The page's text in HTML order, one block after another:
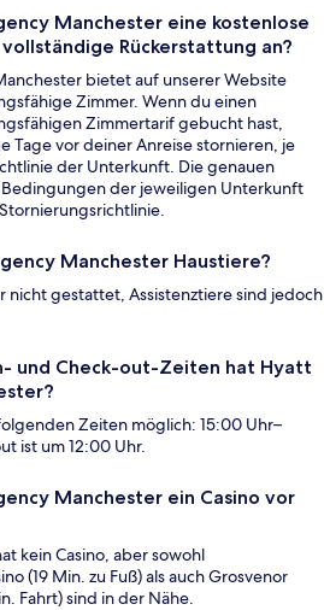
Manchester eine kostenlose
Rückerstattung an?
bietet auf unserer Website
Zimmer. Wenn du einen
Zimmertarif gebucht hast,
Tage vor deiner Anreise stornieren, je
der Unterkunft. Die genauen
Bedingungen der jeweiligen Unterkunft
Manchester Haustiere?
nicht gestattet, Assistenztiere sind jedoch
und Check-out-Zeiten hat Hyatt
Zeiten möglich: 15:00 Uhr–
ist um 12:00 Uhr.
Manchester ein Casino vor
kein Casino, aber sowohl
(19 Min. zu Fuß) als auch Grosvenor
Fahrt) sind in der Nähe.